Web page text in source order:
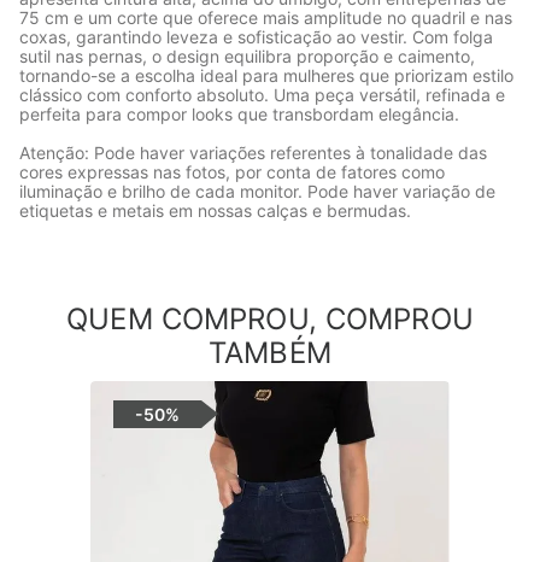
75 cm e um corte que oferece mais amplitude no quadril e nas
coxas, garantindo leveza e sofisticação ao vestir. Com folga
sutil nas pernas, o design equilibra proporção e caimento,
tornando-se a escolha ideal para mulheres que priorizam estilo
clássico com conforto absoluto. Uma peça versátil, refinada e
perfeita para compor looks que transbordam elegância.
Atenção: Pode haver variações referentes à tonalidade das
cores expressas nas fotos, por conta de fatores como
iluminação e brilho de cada monitor. Pode haver variação de
etiquetas e metais em nossas calças e bermudas.
QUEM COMPROU, COMPROU
TAMBÉM
-50%